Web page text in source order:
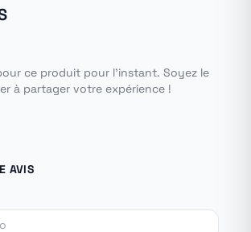
ce produit pour l'instant. Soyez le
à partager votre expérience !
AVIS